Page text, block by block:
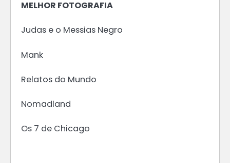
MELHOR FOTOGRAFIA
Judas e o Messias Negro
Mank
Relatos do Mundo
Nomadland
Os 7 de Chicago